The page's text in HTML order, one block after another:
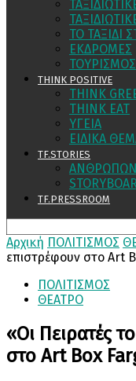
ΤΟ ΤΑΞΙΔΙ
ΕΚΔΡΟΜΕΣ
THINK POSITIVE
THINK
THINK EAT
ΥΓΕΙΑ
ΕΙΔΙΚΑ
TF.STORIES
ΑΝΘΡΩΠΩΝ
TF.PRESSROOM
Αρχική ΠΟΛΙΤΙΣΜΟΣ
επιστρέφουν στο Art
ΠΟΛΙΤΙΣΜΟΣ
ΘΕΑΤΡΟ
«Οι Πειρατές
στο Art Box